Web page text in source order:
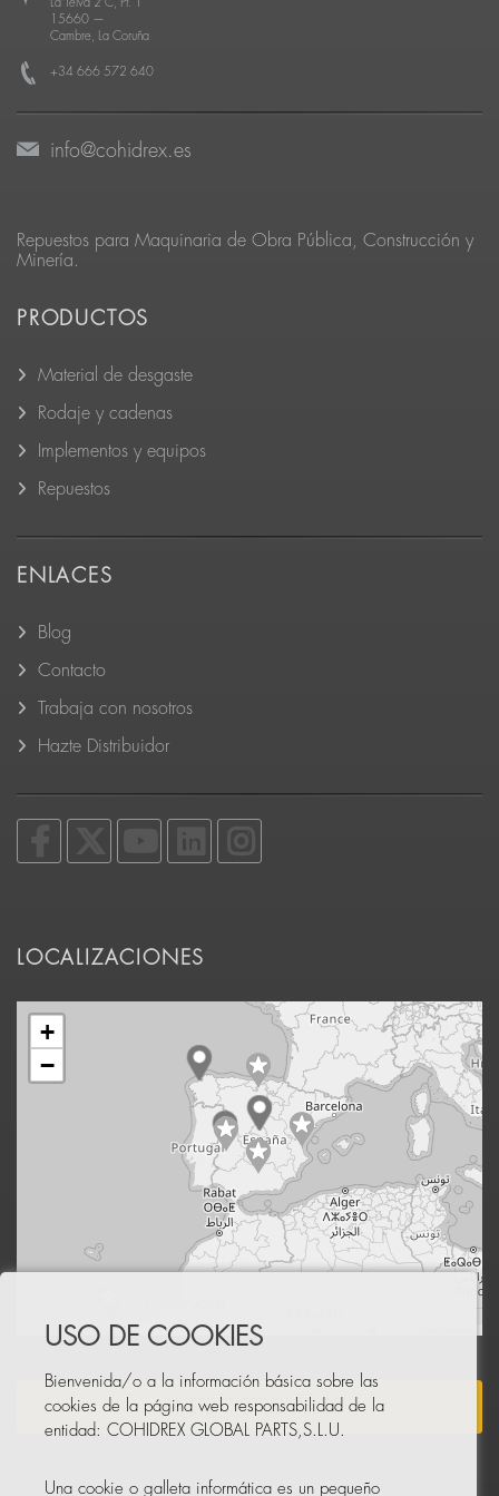
La Telva 2 C, Pt. 1
15660 —
Cambre, La Coruña
+34 666 572 640
info@cohidrex.es
Repuestos para Maquinaria de Obra Pública, Construcción y
Minería.
PRODUCTOS
Material de desgaste
Rodaje y cadenas
Implementos y equipos
Repuestos
ENLACES
Blog
Contacto
Trabaja con nosotros
Hazte Distribuidor
LOCALIZACIONES
+
−
HAZTE DISTRIBUIDOR
USO DE COOKIES
Bienvenida/o a la información básica sobre las
cookies de la página web responsabilidad de la
entidad: COHIDREX GLOBAL PARTS,S.L.U.
Una cookie o galleta informática es un pequeño